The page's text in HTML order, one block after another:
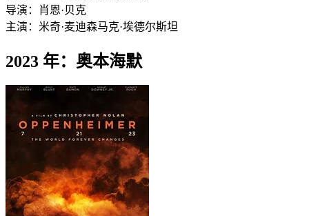
导演：
肖恩·贝克
主演： 米奇·麦迪森马克·埃德尔斯坦
2023 年：奥本海默